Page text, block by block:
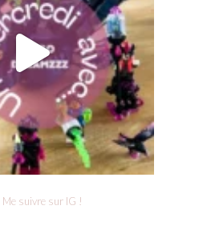
Me suivre sur IG !